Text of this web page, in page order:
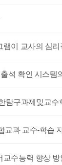
이 교사의 심
석 확인 시스템
탐구과제및교수
교과 교수-학습
수능력 향상